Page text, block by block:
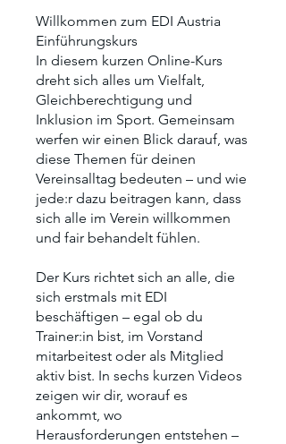
Willkommen zum EDI Austria
Einführungskurs
In diesem kurzen Online-Kurs
dreht sich alles um Vielfalt,
Gleichberechtigung und
Inklusion im Sport. Gemeinsam
werfen wir einen Blick darauf, was
diese Themen für deinen
Vereinsalltag bedeuten – und wie
jede:r dazu beitragen kann, dass
sich alle im Verein willkommen
und fair behandelt fühlen.
Der Kurs richtet sich an alle, die
sich erstmals mit EDI
beschäftigen – egal ob du
Trainer:in bist, im Vorstand
mitarbeitest oder als Mitglied
aktiv bist. In sechs kurzen Videos
zeigen wir dir, worauf es
ankommt, wo
Herausforderungen entstehen –